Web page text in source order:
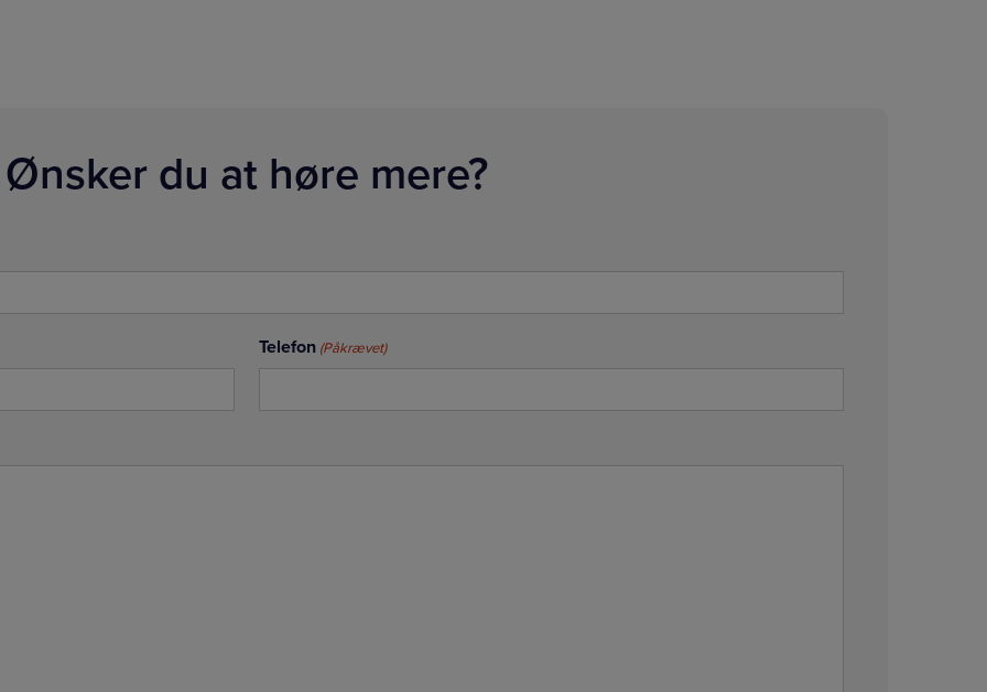
Ønsker du at høre mere?
Telefon (Påkrævet)